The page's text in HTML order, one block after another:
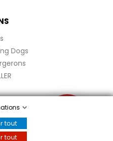
Dogs
tout
tout